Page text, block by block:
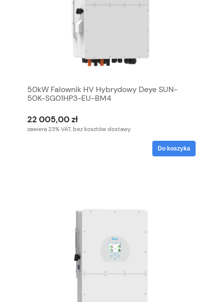
50kW Falownik HV Hybrydowy Deye SUN-
50K-SG01HP3-EU-BM4
22 005,00 zł
zawiera 23% VAT, bez kosztów dostawy
Do koszyka